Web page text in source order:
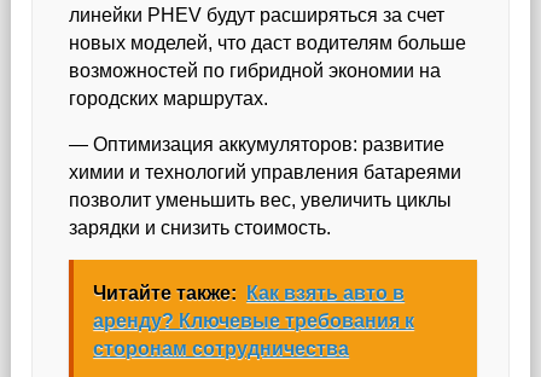
линейки PHEV будут расширяться за счет
новых моделей, что даст водителям больше
возможностей по гибридной экономии на
городских маршрутах.
— Оптимизация аккумуляторов: развитие
химии и технологий управления батареями
позволит уменьшить вес, увеличить циклы
зарядки и снизить стоимость.
Читайте также:
Как взять авто в
аренду? Ключевые требования к
сторонам сотрудничества